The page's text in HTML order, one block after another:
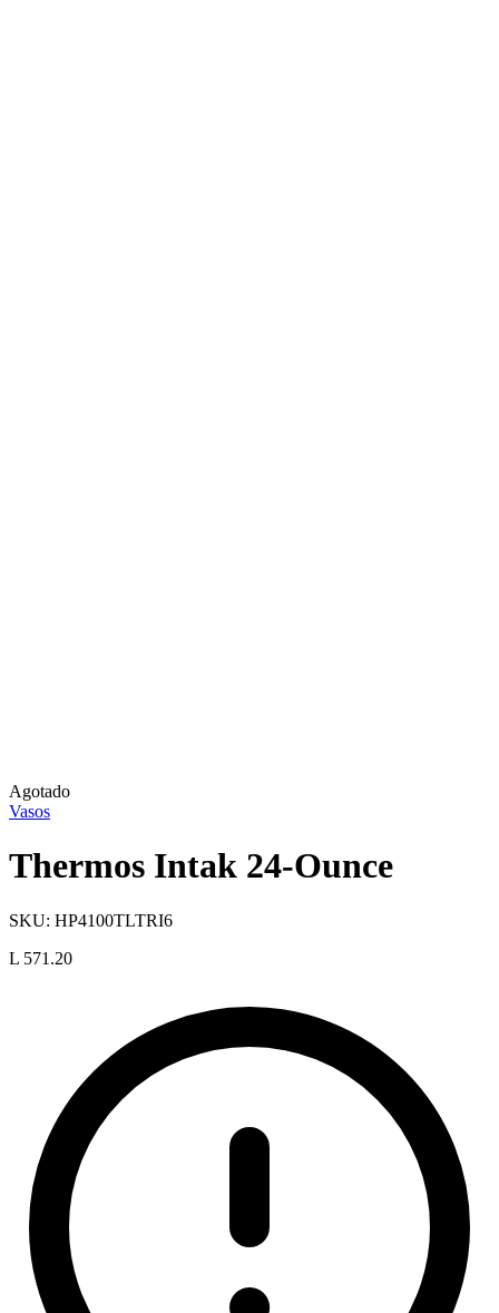
Agotado
Vasos
Thermos Intak 24-Ounce
SKU: HP4100TLTRI6
L 571.20